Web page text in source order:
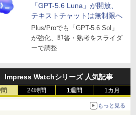
「GPT-5.6 Luna」が開放、
テキストチャットは無制限へ
Plus/Proでも「GPT-5.6 Sol」
が強化、即答・熟考をスライダ
ーで調整
Impress Watchシリーズ 人気記事
24時間 1週間 1カ月
もっと見る